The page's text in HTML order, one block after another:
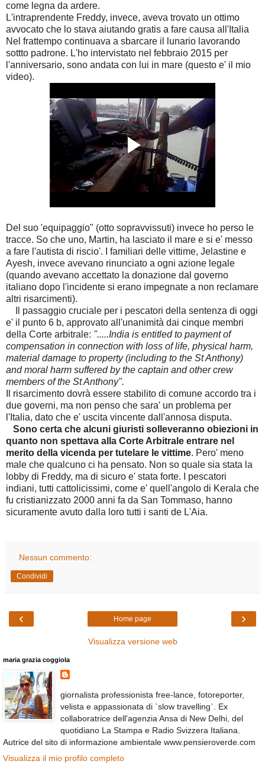
come legna da ardere.
L'intraprendente Freddy, invece, aveva trovato un ottimo
avvocato che lo stava aiutando gratis a fare causa all'Italia
Nel frattempo continuava a sbarcare il lunario lavorando
sottto padrone. L'ho intervistato nel febbraio 2015 per
l'anniversario, sono andata con lui in mare (questo e' il mio
video).
Del suo 'equipaggio" (otto sopravvissuti) invece ho perso le
tracce. So che uno, Martin, ha lasciato il mare e si e' messo
a fare l'autista di riscio'. I familiari delle vittime, Jelastine e
Ayesh, invece avevano rinunciato a ogni azione legale
(quando avevano accettato la donazione dal governo
italiano dopo l'incidente si erano impegnate a non reclamare
altri risarcimenti).
Il passaggio cruciale per i pescatori della sentenza di oggi
e' il punto 6 b, approvato all'unanimità dai cinque membri
della Corte arbitrale: ".....India is entitled to payment of
compensation in connection with loss of life, physical harm,
material damage to property (including to the St Anthony)
and moral harm suffered by the captain and other crew
members of the St Anthony".
Il risarcimento dovrà essere stabilito di comune accordo tra i
due governi, ma non penso che sara' un problema per
l'Italia, dato che e' uscita vincente dall'annosa disputa.
Sono certa che alcuni giuristi solleveranno obiezioni in
quanto non spettava alla Corte Arbitrale entrare nel
merito della vicenda per tutelare le vittime. Pero' meno
male che qualcuno ci ha pensato. Non so quale sia stata la
lobby di Freddy, ma di sicuro e' stata forte. I pescatori
indiani, tutti cattolicissimi, come e' quell'angolo di Kerala che
fu cristianizzato 2000 anni fa da San Tommaso, hanno
sicuramente avuto dalla loro tutti i santi de L'Aia.
Nessun commento:
Condividi
‹ ›
Home page
Visualizza versione web
maria grazia coggiola
giornalista professionista free-lance, fotoreporter,
velista e appassionata di `slow travelling`. Ex
collaboratrice dell'agenzia Ansa di New Delhi, del
quotidiano La Stampa e Radio Svizzera Italiana.
Autrice del sito di informazione ambientale www.pensieroverde.com
Visualizza il mio profilo completo